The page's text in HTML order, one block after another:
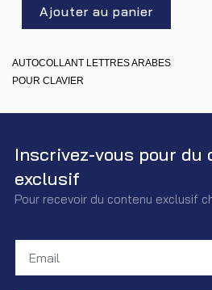
AUTOCOLLANT LETTRES ARABES
POUR CLAVIER
Inscrivez-vous pour du
exclusif
Pour recevoir du contenu exclusif